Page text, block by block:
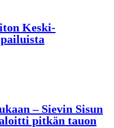
Keski-
– Sievin Sisun
pitkän tauon